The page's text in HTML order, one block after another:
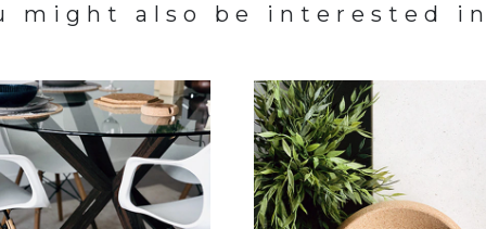
might also be interested